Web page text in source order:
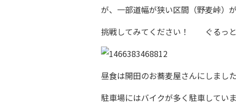
が、一部道幅が狭い区間（野麦峠）
挑戦してみてください！ ぐるっと
昼食は開田のお蕎麦屋さんにしまし
駐車場にはバイクが多く駐車していま